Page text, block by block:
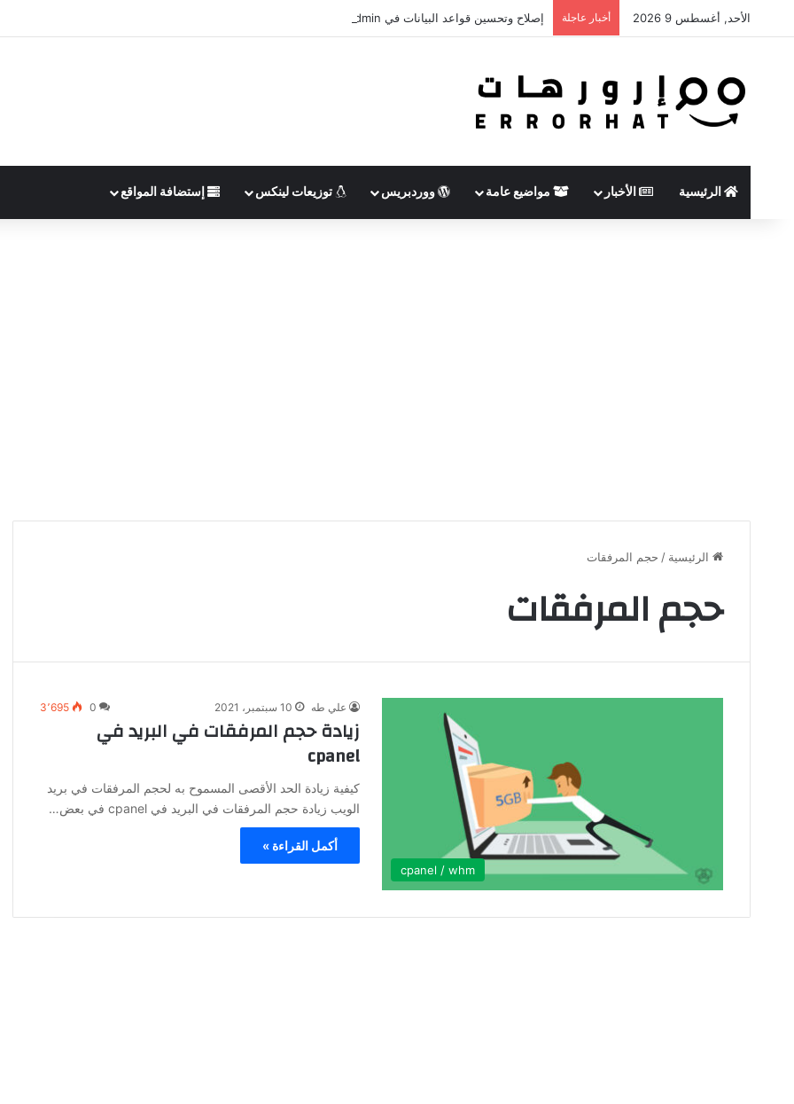
الأحد, أغسطس 9 2026 أخبار عاجلة إصلاح وتحسين قواعد البيانات في phpMyAdmin
الرئيسية الأخبار مواضيع عامة ووردبريس توزيعات لينكس إستضافة المواقع
الرئيسية / حجم المرفقات
حجم المرفقات
cpanel / whm
علي طه 10 سبتمبر، 2021 0 3٬695
زيادة حجم المرفقات في البريد في
cpanel
كيفية زيادة الحد الأقصى المسموح به لحجم المرفقات في بريد
الويب زيادة حجم المرفقات في البريد في cpanel في بعض…
أكمل القراءة »